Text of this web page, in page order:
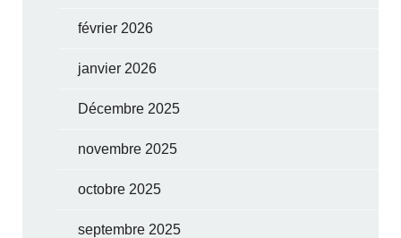
février 2026
janvier 2026
Décembre 2025
novembre 2025
octobre 2025
septembre 2025